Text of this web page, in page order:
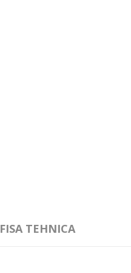
FISA TEHNICA